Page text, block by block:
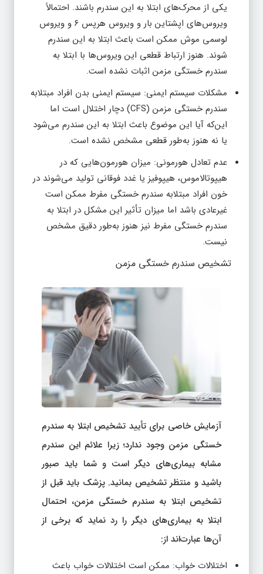
یکی از محرک‌های ابتلا به این سندرم باشند. احتمالاً
ویروس‌های اپشتاین بار و ویروس هرپس ۶ و ویروس
لوسمی موش ممکن است باعث ابتلا به این سندرم
شوند. هنوز ارتباط قطعی این ویروس‌ها با ابتلا به
سندرم خستگی مزمن اثبات نشده است.
مشکلات سیستم ایمنی: سیستم ایمنی بدن افراد مبتلابه
سندرم خستگی مزمن (CFS) دچار اختلال است اما
این‌که آیا این موضوع باعث ابتلا به این سندرم می‌شود
یا نه هنوز به‌طور قطعی مشخص نشده است.
عدم تعادل هورمونی: میزان هورمون‌هایی که در
هیپوتالاموس، هیپوفیز یا غدد فوقانی تولید می‌شوند در
خون افراد مبتلابه سندرم خستگی مفرط ممکن است
غیرعادی باشد اما میزان تأثیر این مشکل در ابتلا به
سندرم خستگی مفرط نیز هنوز به‌طور دقیق مشخص
نیست.
تشخیص سندرم خستگی مزمن
آزمایش خاصی برای تأیید تشخیص ابتلا به سندرم
خستگی مزمن وجود ندارد؛ زیرا علائم این سندرم
مشابه بیماری‌های دیگر است و شما باید صبور
باشید و منتظر تشخیص بمانید. پزشک باید قبل از
تشخیص ابتلا به سندرم خستگی مزمن، احتمال
ابتلا به بیماری‌های دیگر را رد نماید که برخی از
آن‌ها عبارت‌اند از:
اختلالات خواب: ممکن است اختلالات خواب باعث